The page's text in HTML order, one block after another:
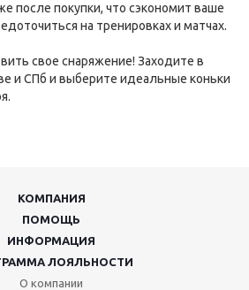
после покупки, что сэкономит ваше
на тренировках и матчах.
свое снаряжение! Заходите в
и СПб и выберите идеальные коньки
КОМПАНИЯ
ПОМОЩЬ
ИНФОРМАЦИЯ
ЛОЯЛЬНОСТИ
О компании